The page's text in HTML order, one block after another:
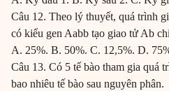
Câu 12. Theo lý thuyết, quá trình
có kiểu gen Aabb tạo giao tử Ab
A. 25%. B. 50%. C. 12,5%. D.
Câu 13. Có 5 tế bào tham gia quá
bao nhiêu tế bào sau nguyên phân.